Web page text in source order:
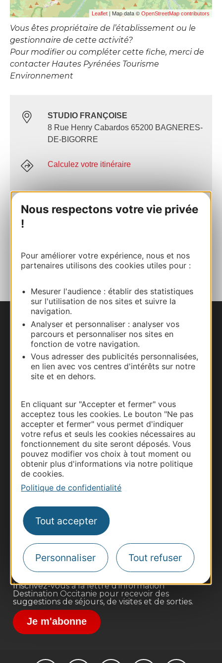
Nous respectons votre vie privée
!
Pour améliorer votre expérience, nous et nos
partenaires utilisons des cookies utiles pour :
Mesurer l'audience : établir des statistiques
sur l'utilisation de nos sites et suivre la
navigation.
Analyser et personnaliser : analyser vos
parcours et personnaliser nos sites en
fonction de votre navigation.
Vous adresser des publicités personnalisées,
en lien avec vos centres d'intérêts sur notre
site et en dehors.
En cliquant sur "Accepter et fermer" vous
acceptez tous les cookies. Le bouton "Ne pas
accepter et fermer" vous permet d'indiquer
votre refus et seuls les cookies nécessaires au
fonctionnement du site seront déposés. Vous
pouvez modifier vos choix à tout moment ou
obtenir plus d'informations via notre politique
de cookies.
Politique de confidentialité
Tout accepter
Personnaliser Tout refuser
Leaflet | Map data © OpenStreetMap contributors
Vous êtes propriétaire de l’établissement ou le
gestionnaire de cette activité?
Pour modifier ou compléter cette fiche, merci de
contacter Hautes Pyrénées Tourisme
Environnement
STUDIO FRANÇOISE
8 Rue Henry Cabardos 65200 BAGNERES-
DE-BIGORRE
Calculez votre itinéraire
AJOUTER
AU CARNET
Nous contacter
Carte interactive
Documentation
Thermalisme
Business/Mice
Pros d'Occitanie
Site presse et d'influence
Voyagistes
Destination Sport
Inscrivez-vous à la lettre d'information
Destination Occitanie pour recevoir des
suggestions de séjours, de visites et de sorties.
Je m'abonne